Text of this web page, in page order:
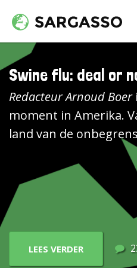
Swine flu: deal or
RedacteurArnoud Boer
moment in Amerika.
land van de
mogelijkheden deze
column. Don?t panic, zei president
Obama net op tv. Hij
varkensgriep. Je kunt
nodig is. Het. Helpt.
hier nu eenmaal
LEES VERDER